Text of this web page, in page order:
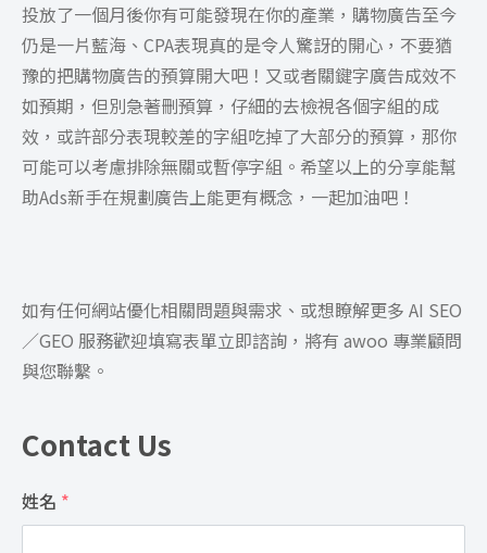
投放了一個月後你有可能發現在你的產業，購物廣告至今
仍是一片藍海、CPA表現真的是令人驚訝的開心，不要猶
豫的把購物廣告的預算開大吧！又或者關鍵字廣告成效不
如預期，但別急著刪預算，仔細的去檢視各個字組的成
效，或許部分表現較差的字組吃掉了大部分的預算，那你
可能可以考慮排除無關或暫停字組。希望以上的分享能幫
助Ads新手在規劃廣告上能更有概念，一起加油吧！
如有任何網站優化相關問題與需求、或想瞭解更多 AI SEO
／GEO 服務歡迎填寫表單立即諮詢，將有 awoo 專業顧問
與您聯繫。
Contact Us
姓名 *